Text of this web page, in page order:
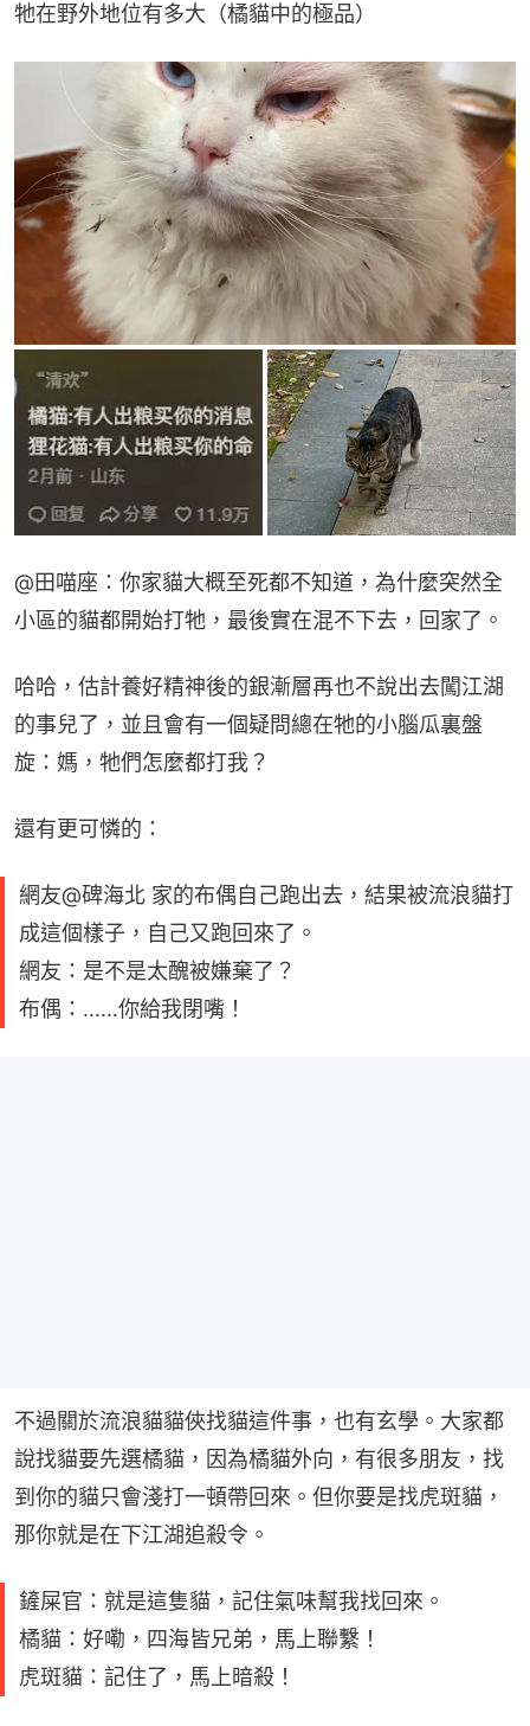
牠在野外地位有多大（橘貓中的極品）
@田喵座：你家貓大概至死都不知道，為什麼突然全
小區的貓都開始打牠，最後實在混不下去，回家了。
哈哈，估計養好精神後的銀漸層再也不說出去闖江湖
的事兒了，並且會有一個疑問總在牠的小腦瓜裏盤
旋：媽，牠們怎麼都打我？
還有更可憐的：
網友@碑海北 家的布偶自己跑出去，結果被流浪貓打
成這個樣子，自己又跑回來了。
網友：是不是太醜被嫌棄了？
布偶：……你給我閉嘴！
不過關於流浪貓貓俠找貓這件事，也有玄學。大家都
說找貓要先選橘貓，因為橘貓外向，有很多朋友，找
到你的貓只會淺打一頓帶回來。但你要是找虎斑貓，
那你就是在下江湖追殺令。
鏟屎官：就是這隻貓，記住氣味幫我找回來。
橘貓：好嘞，四海皆兄弟，馬上聯繫！
虎斑貓：記住了，馬上暗殺！